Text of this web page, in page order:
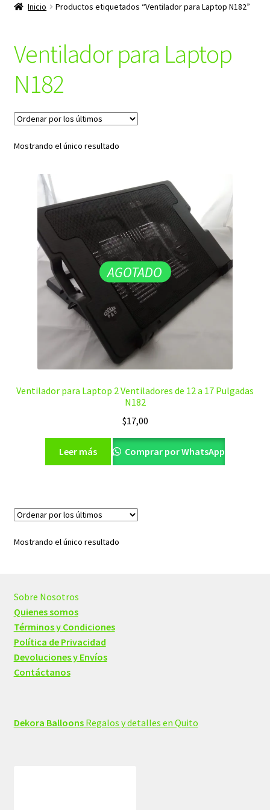
hijo
productos
Inicio Productos etiquetados “Ventilador para Laptop N182”
Ventilador para Laptop
N182
Mostrando el único resultado
AGOTADO
Ventilador para Laptop 2 Ventiladores de 12 a 17 Pulgadas
N182
$17,00
Leer más Comprar por WhatsApp
Mostrando el único resultado
Sobre Nosotros
Quienes somos
Términos y Condiciones
Política de Privacidad
Devoluciones y Envíos
Contáctanos
Dekora BalloonsRegalos y detalles en Quito